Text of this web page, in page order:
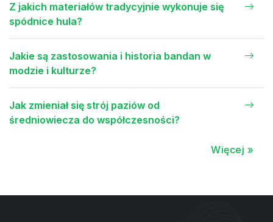
Z jakich materiałów tradycyjnie wykonuje się
spódnice hula?
Jakie są zastosowania i historia bandan w
modzie i kulturze?
Jak zmieniał się strój paziów od
średniowiecza do współczesności?
Więcej »